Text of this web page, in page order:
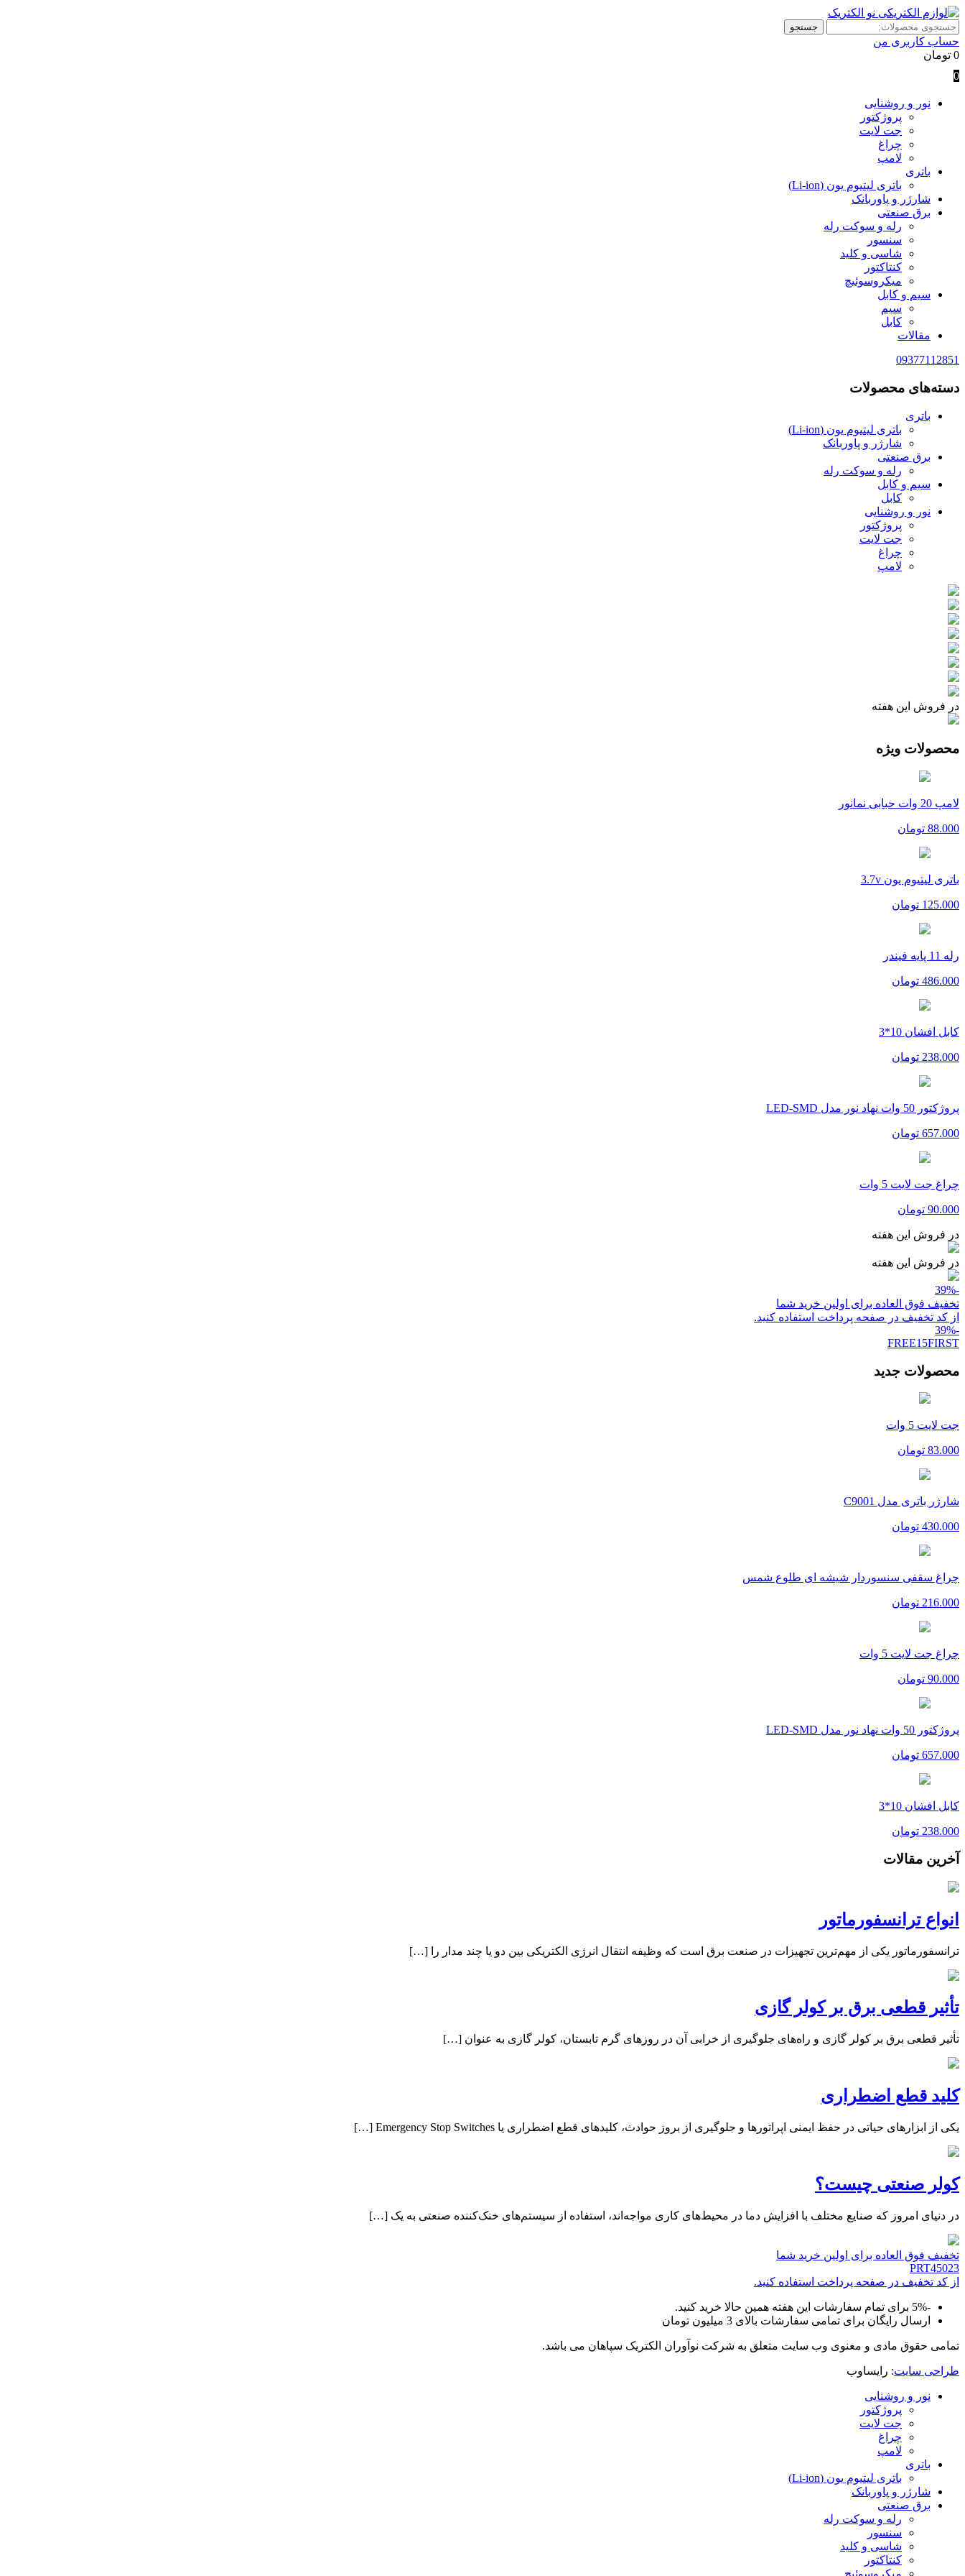
جستجو
برای:
جستجو
حساب کاربری من
0 تومان
0
نور و روشنایی
پروژکتور
جت لایت
چراغ
لامپ
باتری
باتری‌ لیتیوم یون (Li-ion)
شارژر و پاوربانک
برق صنعتی
رله و سوکت رله
سنسور
شاسی و کلید
کنتاکتور
میکروسوئیچ
سیم و کابل
سیم
کابل
مقالات
09377112851
دسته‌های محصولات
باتری
باتری‌ لیتیوم یون (Li-ion)
شارژر و پاوربانک
برق صنعتی
رله و سوکت رله
سیم و کابل
کابل
نور و روشنایی
پروژکتور
جت لایت
چراغ
لامپ
در فروش این هفته
محصولات ویژه
لامپ 20 وات حبابی نمانور
88.000 تومان
باتری لیتیوم یون 3.7v
125.000 تومان
رله 11 پایه فیندر
486.000 تومان
کابل افشان 10*3
238.000 تومان
پروژکتور 50 وات نهاد نور مدل LED-SMD
657.000 تومان
چراغ جت لایت 5 وات
90.000 تومان
در فروش این هفته
در فروش این هفته
-39
%
تخفیف فوق العاده برای اولین خرید شما
از کد تخفیف در صفحه پرداخت استفاده کنید.
-39
%
FREE15FIRST
محصولات جدید
جت لایت 5 وات
83.000 تومان
شارژر باتری مدل C9001
430.000 تومان
چراغ سقفی سنسوردار شیشه ای طلوع شمس
216.000 تومان
چراغ جت لایت 5 وات
90.000 تومان
پروژکتور 50 وات نهاد نور مدل LED-SMD
657.000 تومان
کابل افشان 10*3
238.000 تومان
آخرین مقالات
انواع ترانسفورماتور
ترانسفورماتور یکی از مهم‌ترین تجهیزات در صنعت برق است که وظیفه انتقال انرژی الکتریکی بین دو یا چند مدار را […]
تأثیر قطعی برق بر کولر گازی
تأثیر قطعی برق بر کولر گازی و راه‌های جلوگیری از خرابی آن در روزهای گرم تابستان، کولر گازی به عنوان […]
کلید قطع اضطراری
یکی از ابزارهای حیاتی در حفظ ایمنی اپراتورها و جلوگیری از بروز حوادث، کلیدهای قطع اضطراری یا Emergency Stop Switches […]
کولر صنعتی چیست؟
در دنیای امروز که صنایع مختلف با افزایش دما در محیط‌های کاری مواجه‌اند، استفاده از سیستم‌های خنک‌کننده صنعتی به یک […]
تخفیف فوق العاده برای اولین خرید شما
PRT45023
از کد تخفیف در صفحه پرداخت استفاده کنید.
-5% برای تمام سفارشات این هفته همین حالا خرید کنید.
ارسال رایگان برای تمامی سفارشات بالای 3 میلیون تومان
تمامی حقوق مادی و معنوی وب سایت متعلق به شرکت نوآوران الکتریک سپاهان می باشد.
طراحی سایت: رایساوب
نور و روشنایی
پروژکتور
جت لایت
چراغ
لامپ
باتری
باتری‌ لیتیوم یون (Li-ion)
شارژر و پاوربانک
برق صنعتی
رله و سوکت رله
سنسور
شاسی و کلید
کنتاکتور
میکروسوئیچ